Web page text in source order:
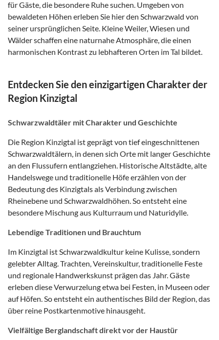
für Gäste, die besondere Ruhe suchen. Umgeben von
bewaldeten Höhen erleben Sie hier den Schwarzwald von
seiner ursprünglichen Seite. Kleine Weiler, Wiesen und
Wälder schaffen eine naturnahe Atmosphäre, die einen
harmonischen Kontrast zu lebhafteren Orten im Tal bildet.
Entdecken Sie den einzigartigen Charakter der
Region Kinzigtal
Schwarzwaldtäler mit Charakter und Geschichte
Die Region Kinzigtal ist geprägt von tief eingeschnittenen
Schwarzwaldtälern, in denen sich Orte mit langer Geschichte
an den Flussufern entlangziehen. Historische Altstädte, alte
Handelswege und traditionelle Höfe erzählen von der
Bedeutung des Kinzigtals als Verbindung zwischen
Rheinebene und Schwarzwaldhöhen. So entsteht eine
besondere Mischung aus Kulturraum und Naturidylle.
Lebendige Traditionen und Brauchtum
Im Kinzigtal ist Schwarzwaldkultur keine Kulisse, sondern
gelebter Alltag. Trachten, Vereinskultur, traditionelle Feste
und regionale Handwerkskunst prägen das Jahr. Gäste
erleben diese Verwurzelung etwa bei Festen, in Museen oder
auf Höfen. So entsteht ein authentisches Bild der Region, das
über reine Postkartenmotive hinausgeht.
Vielfältige Berglandschaft direkt vor der Haustür